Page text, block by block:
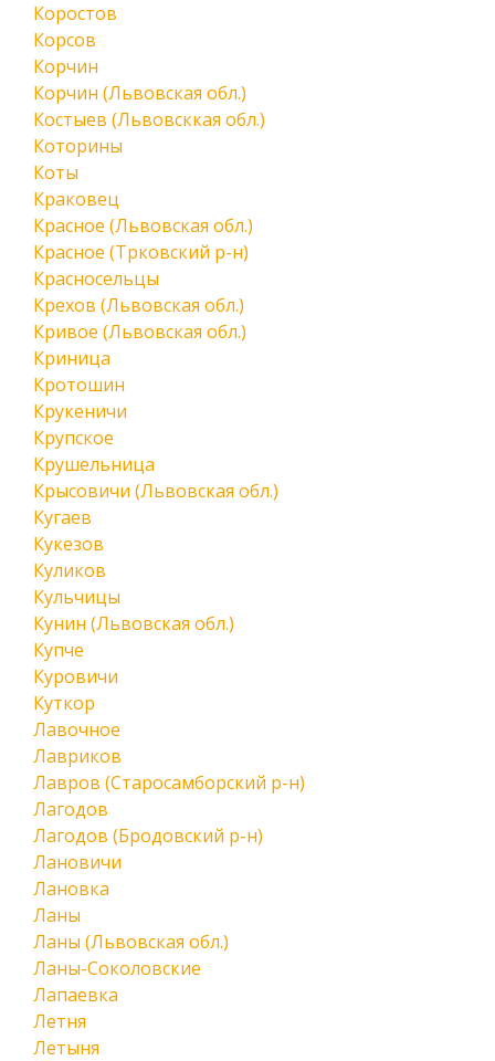
Коростов
Корсов
Корчин
Корчин (Львовская обл.)
Костыев (Львовсккая обл.)
Которины
Коты
Краковец
Красное (Львовская обл.)
Красное (Трковский р-н)
Красносельцы
Крехов (Львовская обл.)
Кривое (Львовская обл.)
Криница
Кротошин
Крукеничи
Крупское
Крушельница
Крысовичи (Львовская обл.)
Кугаев
Кукезов
Куликов
Кульчицы
Кунин (Львовская обл.)
Купче
Куровичи
Куткор
Лавочное
Лавриков
Лавров (Старосамборский р-н)
Лагодов
Лагодов (Бродовский р-н)
Лановичи
Лановка
Ланы
Ланы (Львовская обл.)
Ланы-Соколовские
Лапаевка
Летня
Летыня